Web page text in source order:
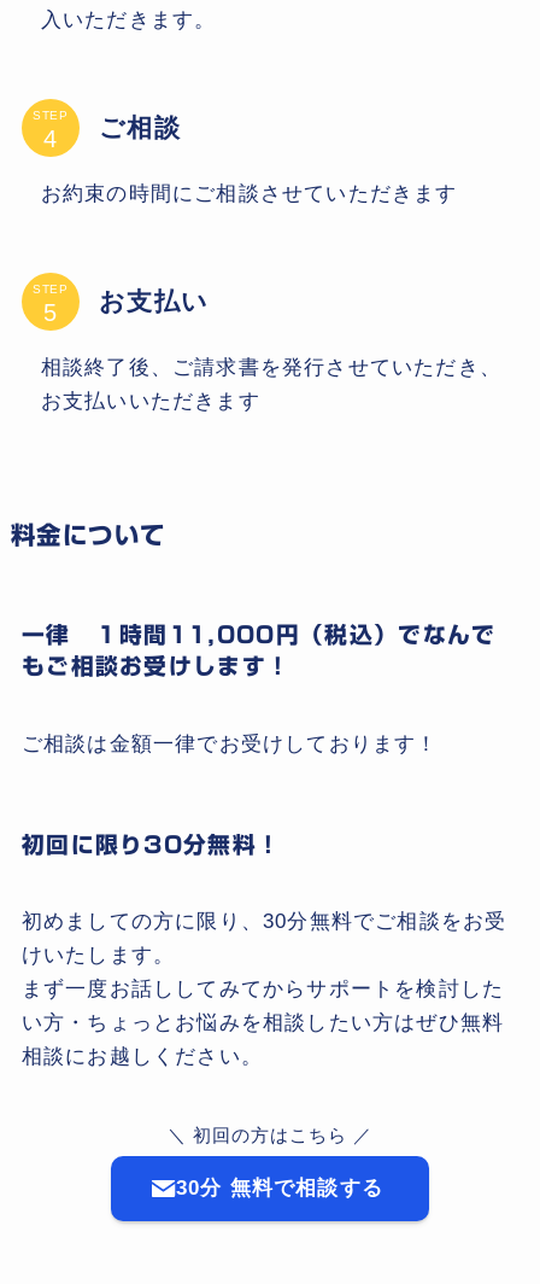
入いただきます。
STEP ご相談
お約束の時間にご相談させていただきます
STEP お支払い
相談終了後、ご請求書を発行させていただき、
お支払いいただきます
料金について
一律 １時間11,000円（税込）でなんで
もご相談お受けします！
ご相談は金額一律でお受けしております！
初回に限り30分無料！
初めましての方に限り、30分無料でご相談をお受
けいたします。
まず一度お話ししてみてからサポートを検討した
い方・ちょっとお悩みを相談したい方はぜひ無料
相談にお越しください。
＼ 初回の方はこちら ／
30分 無料で相談する